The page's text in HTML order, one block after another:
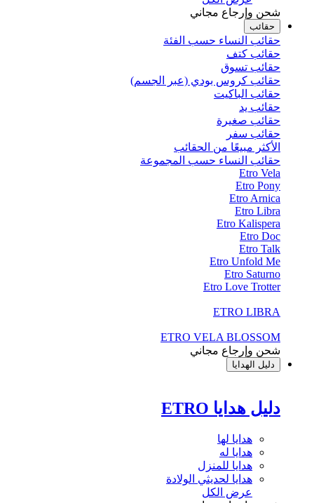
شحن وإرجاع مجاني
حقائب
حقائب النساء حسب الفئة
حقائب كتف
حقائب تسوق
حقائب كروس بودي (عبر الجسم)
حقائب الباكيت
حقائب يد
حقائب صغيرة
حقائب سفر
الأكثر مبيعًا من الحقائب
حقائب النساء حسب المجموعة
Etro Vela
Etro Pony
Etro Arnica
Etro Libra
Etro Kalispera
Etro Doc
Etro Talk
Etro Unfold Me
Etro Saturno
Etro Love Trotter
ETRO LIBRA
ETRO VELA BLOSSOM
شحن وإرجاع مجاني
دليل الهدايا
دليل هدايا ETRO
هدايا لها
هدايا له
هدايا للمنزل
هدايا لحديثي الولادة
عرض الكل